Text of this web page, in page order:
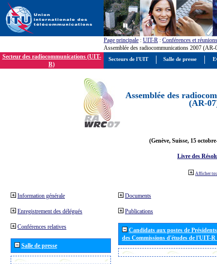
Page principale : UIT-R : Conférences et réunions
Assemblée des radiocommunications 2007 (AR-
Secteur des radiocommunications (UIT-
R)
Assemblée des
(AR-
(Genève, Suisse, 15
Livre des
Afficher
Information générale
Enregistrement des délégués
Conférences relatives
Salle de presse
Documents
Publications
Candidats aux postes de
des Commissions d'études de l'UIT-
Secteurs de l'UIT Salle de presse